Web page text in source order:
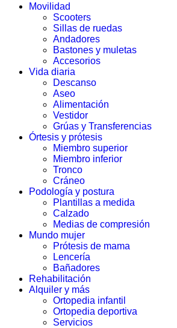
Movilidad
Scooters
Sillas de ruedas
Andadores
Bastones y muletas
Accesorios
Vida diaria
Descanso
Aseo
Alimentación
Vestidor
Grúas y Transferencias
Órtesis y prótesis
Miembro superior
Miembro inferior
Tronco
Cráneo
Podología y postura
Plantillas a medida
Calzado
Medias de compresión
Mundo mujer
Prótesis de mama
Lencería
Bañadores
Rehabilitación
Alquiler y más
Ortopedia infantil
Ortopedia deportiva
Servicios